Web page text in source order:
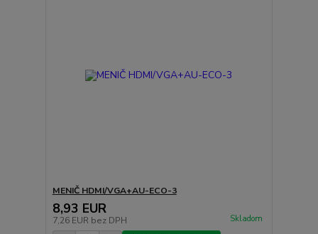
MENIČ HDMI/VGA+AU-ECO-3
8,93 EUR
7,26 EUR bez DPH Skladom